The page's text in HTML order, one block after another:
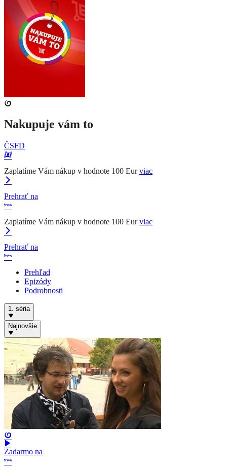
Nakupuje vám to
ČSFD
Zaplatíme Vám nákup v hodnote 100 Eurviac
Prehrať na
Zaplatíme Vám nákup v hodnote 100 Eurviac
Prehrať na
Prehľad
Epizódy
Podrobnosti
1. séria
Najnovšie
Zadarmo na